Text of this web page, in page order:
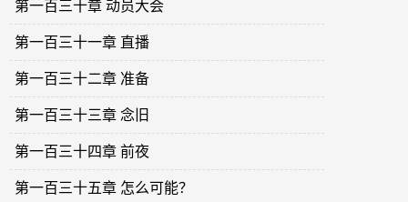
第一百三十章 动员大会
第一百三十一章 直播
第一百三十二章 准备
第一百三十三章 念旧
第一百三十四章 前夜
第一百三十五章 怎么可能？